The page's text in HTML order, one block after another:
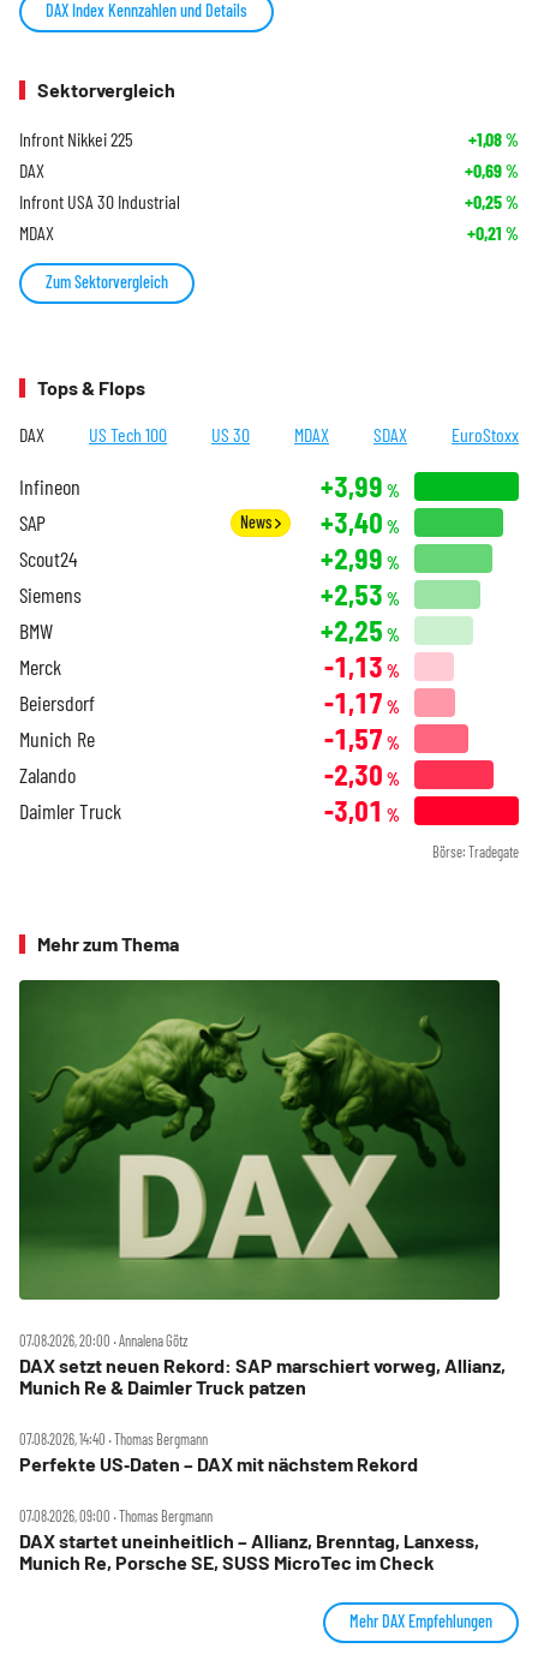
DAX Index Kennzahlen und Details
Sektorvergleich
Infront Nikkei 225 +1,08%
DAX +0,69%
Infront USA 30 Industrial +0,25%
MDAX +0,21 %
Zum Sektorvergleich
Tops & Flops
DAX US Tech 100 US 30 MDAX SDAX EuroStoxx
Infineon +3,99 %
SAP News +3,40 %
Scout24 +2,99 %
Siemens +2,53 %
BMW +2,25 %
Merck -1,13 %
Beiersdorf -1,17 %
Munich Re -1,57 %
Zalando -2,30 %
Daimler Truck -3,01 %
Börse: Tradegate
Mehr zum Thema
07.08.2026, 20:00 ‧ Annalena Götz
DAX setzt neuen Rekord: SAP marschiert vorweg, Allianz,
Munich Re & Daimler Truck patzen
07.08.2026, 14:40 ‧ Thomas Bergmann
Perfekte US‑Daten – DAX mit nächstem Rekord
07.08.2026, 09:00 ‧ Thomas Bergmann
DAX startet uneinheitlich – Allianz, Brenntag, Lanxess,
Munich Re, Porsche SE, SUSS MicroTec im Check
Mehr DAX Empfehlungen